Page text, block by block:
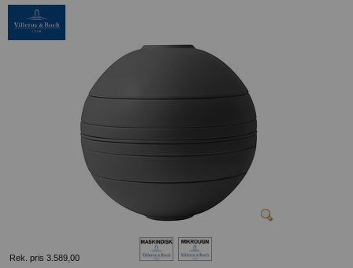
Rek. pris 3.589,00